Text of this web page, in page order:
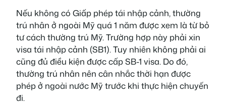
Nếu không có Giấp phép tái nhập cảnh, thường
trú nhân ở ngoài Mỹ quá 1 năm được xem là từ bỏ
tư cách thường trú Mỹ. Trường hợp này phải xin
visa tái nhập cảnh (SB1). Tuy nhiên không phải ai
cũng đủ điều kiện được cấp SB-1 visa. Do đó,
thường trú nhân nên cân nhắc thời hạn được
phép ở ngoài nước Mỹ trước khi thực hiện chuyến
đi.